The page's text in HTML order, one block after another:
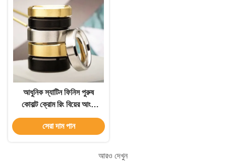
আধুনিক স্যাটিন ফিনিস পুরুষ
কোবাল্ট ক্রোম রিং বিয়ের আংটি
Beveled প্রান্ত সঙ্গে
সেরা দাম পান
আরও দেখুন